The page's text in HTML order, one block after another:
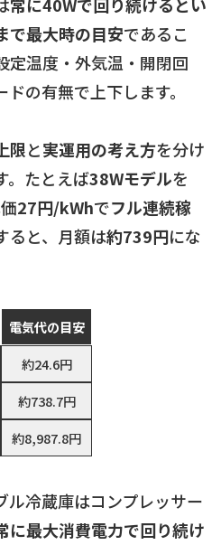
で最大時の目安であるこ
定温度・外気温・開閉回
の有無で上下します。
限と実運用の考え方を分け
。たとえば38Wモデルを
27円/kWhでフル連続稼
ると、月額は約739円にな
電気代の目安
約24.6円
約738.7円
約8,987.8円
ル冷蔵庫はコンプレッサー
に最大消費電力で回り続け